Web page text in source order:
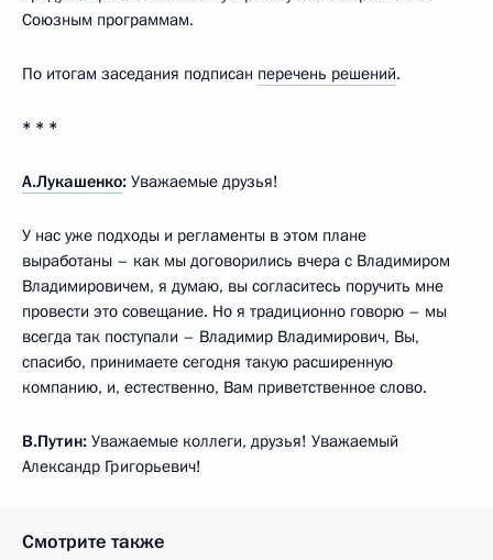
Союзным программам.
По итогам заседания подписан перечень решений.
* * *
А.Лукашенко: Уважаемые друзья!
У нас уже подходы и регламенты в этом плане
выработаны – как мы договорились вчера с Владимиром
Владимировичем, я думаю, вы согласитесь поручить мне
провести это совещание. Но я традиционно говорю – мы
всегда так поступали – Владимир Владимирович, Вы,
спасибо, принимаете сегодня такую расширенную
компанию, и, естественно, Вам приветственное слово.
В.Путин: Уважаемые коллеги, друзья! Уважаемый
Александр Григорьевич!
Смотрите также